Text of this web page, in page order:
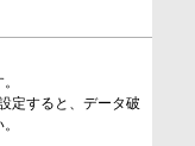
定すると、データ破